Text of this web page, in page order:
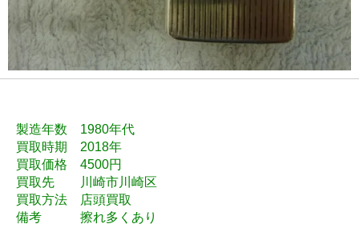
製造年数 1980年代
買取時期 2018年
買取価格 4500円
買取先 川崎市川崎区
買取方法 店頭買取
備考 擦れ多くあり